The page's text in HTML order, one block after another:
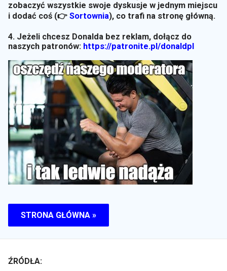
zobaczyć wszystkie swoje dyskusje w jednym miejscu
i dodać coś (👉 Sortownia), co trafi na stronę główną.
4. Jeżeli chcesz Donalda bez reklam, dołącz do
naszych patronów: https://patronite.pl/donaldpl
STRONA GŁÓWNA »
ŹRÓDŁA: